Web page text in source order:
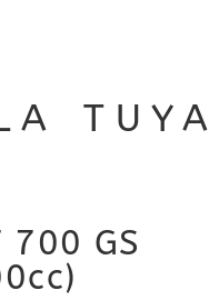
tuya
700 GS